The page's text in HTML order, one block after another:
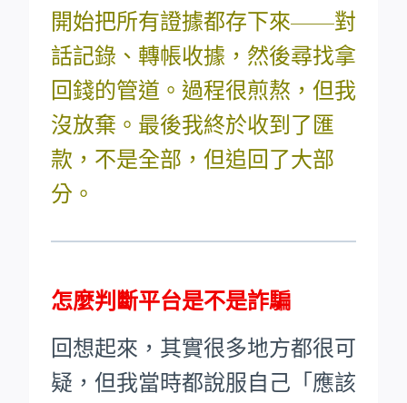
開始把所有證據都存下來——對
話記錄、轉帳收據，然後尋找拿
回錢的管道。過程很煎熬，但我
沒放棄。最後我終於收到了匯
款，不是全部，但追回了大部
分。
怎麼判斷平台是不是詐騙
回想起來，其實很多地方都很可
疑，但我當時都說服自己「應該